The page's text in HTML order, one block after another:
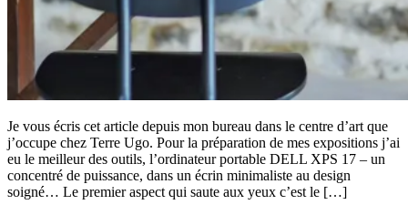
Je vous écris cet article depuis mon bureau dans le centre d’art que
j’occupe chez Terre Ugo. Pour la préparation de mes expositions j’ai
eu le meilleur des outils, l’ordinateur portable DELL XPS 17 – un
concentré de puissance, dans un écrin minimaliste au design
soigné… Le premier aspect qui saute aux yeux c’est le […]